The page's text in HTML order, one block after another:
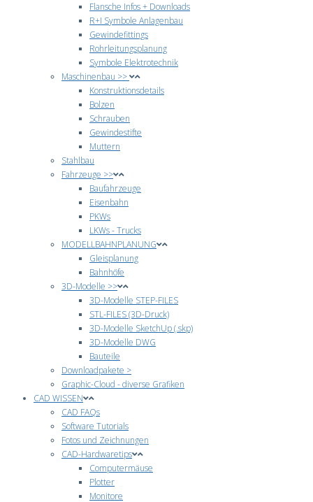
Flansche Infos + Downloads
R+I Symbole Anlagenbau
Gewindefittings
Rohrleitungsplanung
Symbole Elektrotechnik
Maschinenbau >>
Konstruktionsdetails
Bolzen
Schrauben
Gewindestifte
Muttern
Stahlbau
Fahrzeuge >>
Baufahrzeuge
Eisenbahn
PKWs
LKWs - Trucks
MODELLBAHNPLANUNG
Gleisplanung
Bahnhöfe
3D-Modelle >>
3D-Modelle STEP-FILES
STL-FILES (3D-Druck)
3D-Modelle SketchUp (.skp)
3D-Modelle DWG
Bauteile
Downloadpakete >
Graphic-Cloud - diverse Grafiken
CAD WISSEN
CAD FAQs
Software Tutorials
Fotos und Zeichnungen
CAD-Hardwaretips
Computermäuse
Plotter
Monitore